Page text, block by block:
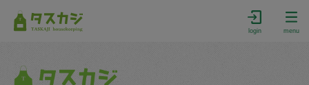
login menu